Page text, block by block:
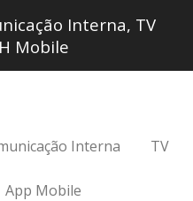
Interna, TV
Mobile
Interna TV
App Mobile